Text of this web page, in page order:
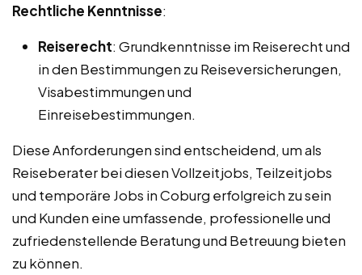
Rechtliche Kenntnisse:
Reiserecht: Grundkenntnisse im Reiserecht und
in den Bestimmungen zu Reiseversicherungen,
Visabestimmungen und
Einreisebestimmungen.
Diese Anforderungen sind entscheidend, um als
Reiseberater bei diesen Vollzeitjobs, Teilzeitjobs
und temporäre Jobs in Coburg erfolgreich zu sein
und Kunden eine umfassende, professionelle und
zufriedenstellende Beratung und Betreuung bieten
zu können.